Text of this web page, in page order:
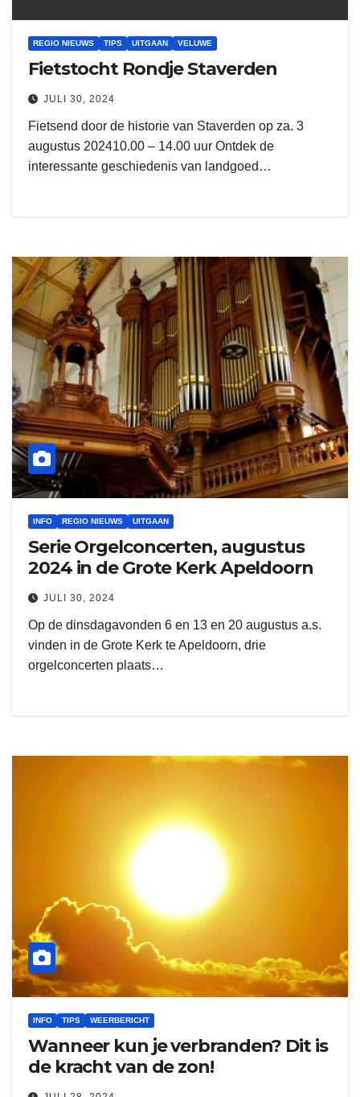
REGIO NIEUWS TIPS UITGAAN VELUWE
Fietstocht Rondje Staverden
JULI 30, 2024
Fietsend door de historie van Staverden op za. 3
augustus 202410.00 – 14.00 uur Ontdek de
interessante geschiedenis van landgoed…
INFO REGIO NIEUWS UITGAAN
Serie Orgelconcerten, augustus
2024 in de Grote Kerk Apeldoorn
JULI 30, 2024
Op de dinsdagavonden 6 en 13 en 20 augustus a.s.
vinden in de Grote Kerk te Apeldoorn, drie
orgelconcerten plaats…
INFO TIPS WEERBERICHT
Wanneer kun je verbranden? Dit is
de kracht van de zon!